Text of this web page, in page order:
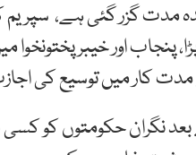
مدت گزر گئی ہے، سپریم
پنجاب اور خیبر پختونخوا
کار میں توسیع کی
کیا ہے کہ 90 روز گزر جانے کے بعد